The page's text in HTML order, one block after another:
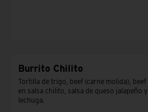
Burrito Chilito
Tortilla de trigo, beef (carne molida), beef
en salsa chilito, salsa de queso jalapeño y
lechuga.